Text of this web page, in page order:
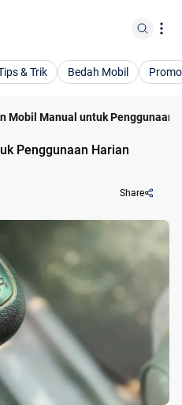
& Trik Bedah Mobil Promo
Mobil Manual untuk Penggunaan
Penggunaan Harian
Share